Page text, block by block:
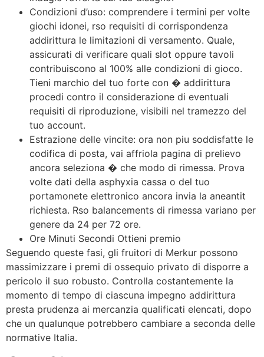
Condizioni d’uso: comprendere i termini per volte
giochi idonei, rso requisiti di corrispondenza
addirittura le limitazioni di versamento. Quale,
assicurati di verificare quali slot oppure tavoli
contribuiscono al 100% alle condizioni di gioco.
Tieni marchio del tuo forte con � addirittura
procedi contro il considerazione di eventuali
requisiti di riproduzione, visibili nel tramezzo del
tuo account.
Estrazione delle vincite: ora non piu soddisfatte le
codifica di posta, vai affriola pagina di prelievo
ancora seleziona � che modo di rimessa. Prova
volte dati della asphyxia cassa o del tuo
portamonete elettronico ancora invia la aneantit
richiesta. Rso balancements di rimessa variano per
genere da 24 per 72 ore.
Ore Minuti Secondi Ottieni premio
Seguendo queste fasi, gli fruitori di Merkur possono
massimizzare i premi di ossequio privato di disporre a
pericolo il suo robusto. Controlla costantemente la
momento di tempo di ciascuna impegno addirittura
presta prudenza ai mercanzia qualificati elencati, dopo
che un qualunque potrebbero cambiare a seconda delle
normative Italia.